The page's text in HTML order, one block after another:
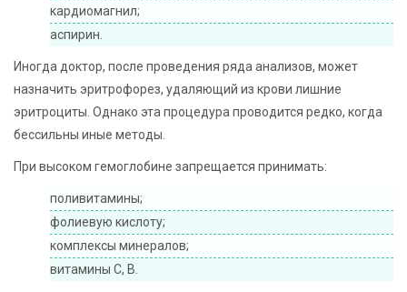
кардиомагнил;
аспирин.
Иногда доктор, после проведения ряда анализов, может
назначить эритрофорез, удаляющий из крови лишние
эритроциты. Однако эта процедура проводится редко, когда
бессильны иные методы.
При высоком гемоглобине запрещается принимать:
поливитамины;
фолиевую кислоту;
комплексы минералов;
витамины С, В.